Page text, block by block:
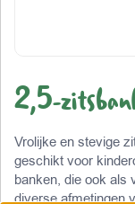
2,5-
Vrolijke en stevige
geschikt voor
banken, die ook als
diverse afmetingen